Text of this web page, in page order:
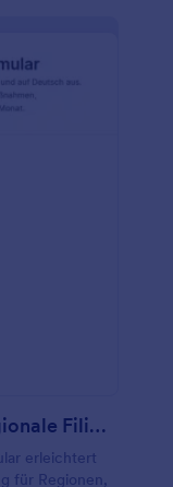
Monatlicher Bericht Für Regionale Filialleitung Fragebogen
erleichtert
für Regionen,